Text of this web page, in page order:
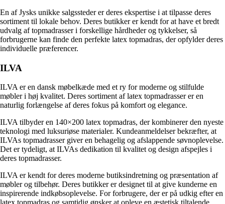
En af Jysks unikke salgssteder er deres ekspertise i at tilpasse deres
sortiment til lokale behov. Deres butikker er kendt for at have et bredt
udvalg af topmadrasser i forskellige hårdheder og tykkelser, så
forbrugerne kan finde den perfekte latex topmadras, der opfylder deres
individuelle præferencer.
ILVA
ILVA er en dansk møbelkæde med et ry for moderne og stilfulde
møbler i høj kvalitet. Deres sortiment af latex topmadrasser er en
naturlig forlængelse af deres fokus på komfort og elegance.
ILVA tilbyder en 140×200 latex topmadras, der kombinerer den nyeste
teknologi med luksuriøse materialer. Kundeanmeldelser bekræfter, at
ILVAs topmadrasser giver en behagelig og afslappende søvnoplevelse.
Det er tydeligt, at ILVAs dedikation til kvalitet og design afspejles i
deres topmadrasser.
ILVA er kendt for deres moderne butiksindretning og præsentation af
møbler og tilbehør. Deres butikker er designet til at give kunderne en
inspirerende indkøbsoplevelse. For forbrugere, der er på udkig efter en